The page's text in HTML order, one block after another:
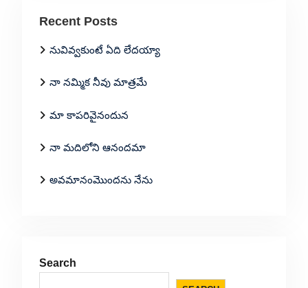
Recent Posts
నువివ్వకుంటే ఏది లేదయ్యా
నా నమ్మిక నీవు మాత్రమే
మా కాపరివైనందున
నా మదిలోని ఆనందమా
అవమానంమొందను నేను
Search